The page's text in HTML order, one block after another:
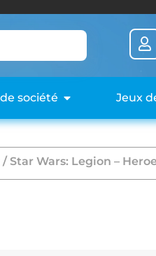
société Jeux
/ Star Wars: Legion –